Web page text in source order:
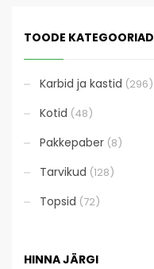
TOODE KATEGOORIAD
Karbid ja kastid (296)
Kotid (48)
Pakkepaber (8)
Tarvikud (128)
Topsid (72)
HINNA JÄRGI